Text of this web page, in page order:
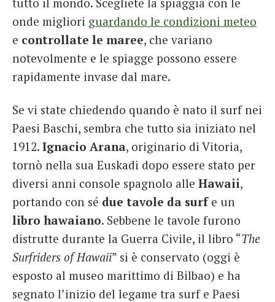
onde migliori guardando le condizioni meteo
e controllate le maree, che variano
notevolmente e le spiagge possono essere
rapidamente invase dal mare.
Se vi state chiedendo quando è nato il surf nei
Paesi Baschi, sembra che tutto sia iniziato nel
1912. Ignacio Arana, originario di Vitoria,
tornò nella sua Euskadi dopo essere stato per
diversi anni console spagnolo alle Hawaii,
portando con sé due tavole da surfe un
libro hawaiano. Sebbene le tavole furono
distrutte durante la Guerra Civile, il libro “The
Surfriders of Hawaii” si è conservato (oggi è
esposto al museo marittimo di Bilbao) e ha
segnato l’inizio del legame tra surf e Paesi